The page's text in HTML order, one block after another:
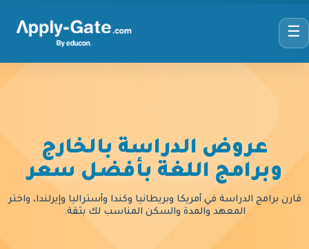
☰
عروض الدراسة بالخارج
وبرامج اللغة بأفضل سعر
قارن برامج الدراسة في أمريكا وبريطانيا وكندا وأستراليا وإيرلندا، واختر
المعهد والمدة والسكن المناسب لك بثقة.